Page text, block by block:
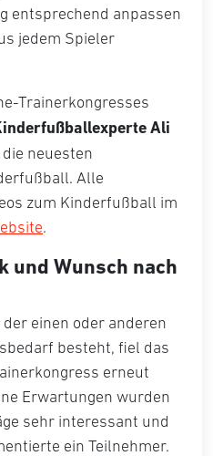
entsprechend anpassen
jedem Spieler
Trainerkongresses
Ali
neuesten
Alle
zum Kinderfußball im
.
und Wunsch nach
einen oder anderen
besteht, fiel das
erneut
Erwartungen wurden
sehr interessant und
ein Teilnehmer.